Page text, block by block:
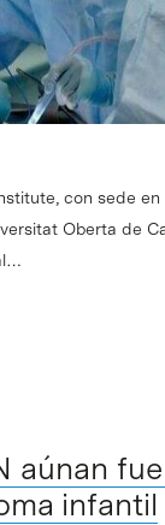
con sede
Oberta de
aúnan
infantil